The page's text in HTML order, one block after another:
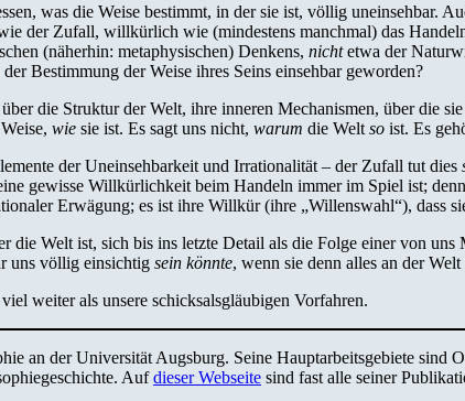
was die Weise bestimmt, in der sie ist, völlig uneinsehbar.
der Zufall, willkürlich wie (mindestens manchmal) das
(näherhin: metaphysischen) Denkens, nichtetwa der
Bestimmung der Weise ihres Seins einsehbar geworden?
die Struktur der Welt, ihre inneren Mechanismen, über die
wie sie ist. Es sagt uns nicht, warum die Welt so ist. Es
der Uneinsehbarkeit und Irrationalität – der Zufall tut dies
gewisse Willkürlichkeit beim Handeln immer im Spiel ist;
Erwägung; es ist ihre Willkür (ihre „Willenswahl“), dass
die Welt ist, sich bis ins letzte Detail als die Folge einer von
uns völlig einsichtig sein könnte, wenn sie denn alles an der
weiter als unsere schicksalsgläubigen Vorfahren.
an der Universität Augsburg. Seine Hauptarbeitsgebiete
Aufdieser Webseite sind fast alle seiner